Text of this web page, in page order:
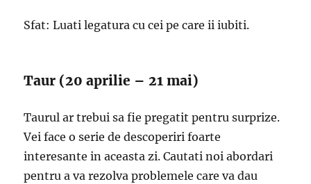
Sfat: Luati legatura cu cei pe care ii iubiti.
Taur (20 aprilie – 21 mai)
Taurul ar trebui sa fie pregatit pentru surprize.
Vei face o serie de descoperiri foarte
interesante in aceasta zi. Cautati noi abordari
pentru a va rezolva problemele care va dau